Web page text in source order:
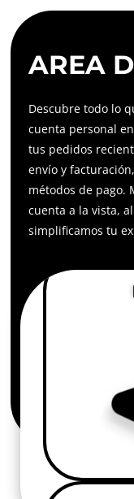
AREA
Descubre todo lo
cuenta personal
tus pedidos
envío y
métodos de pago.
cuenta a la vista,
simplificamos tu